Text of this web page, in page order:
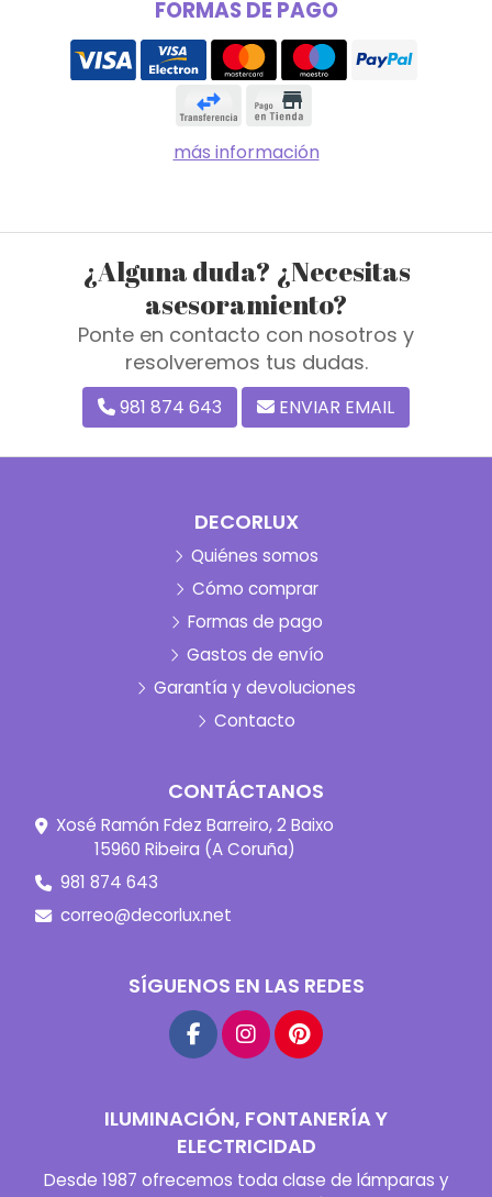
FORMAS DE PAGO
más información
¿Alguna duda? ¿Necesitas
asesoramiento?
Ponte en contacto con nosotros y
resolveremos tus dudas.
981 874 643 ENVIAR EMAIL
DECORLUX
Quiénes somos
Cómo comprar
Formas de pago
Gastos de envío
Garantía y devoluciones
Contacto
CONTÁCTANOS
Xosé Ramón Fdez Barreiro, 2 Baixo
15960 Ribeira (A Coruña)
981 874 643
correo@decorlux.net
SÍGUENOS EN LAS REDES
ILUMINACIÓN, FONTANERÍA Y
ELECTRICIDAD
Desde 1987 ofrecemos toda clase de lámparas y